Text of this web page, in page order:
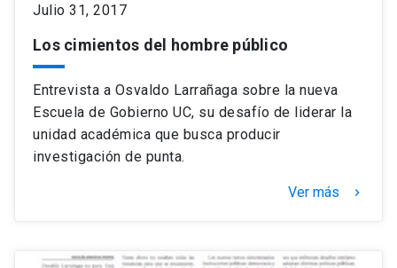
Julio 31, 2017
Los cimientos del hombre público
Entrevista a Osvaldo Larrañaga sobre la nueva
Escuela de Gobierno UC, su desafío de liderar la
unidad académica que busca producir
investigación de punta.
Ver más keyboard_arrow_right